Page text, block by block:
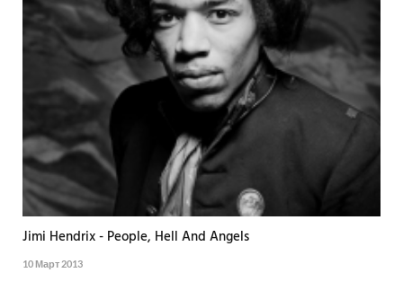
Jimi Hendrix - People, Hell And Angels
10 Март 2013